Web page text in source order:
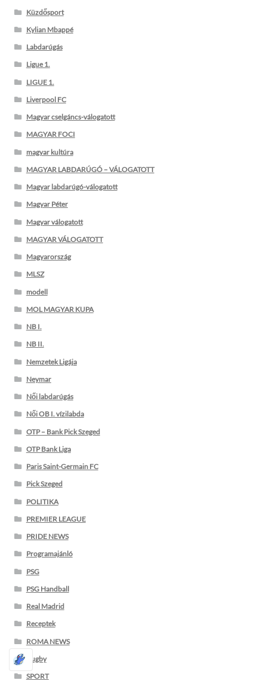
Küzdősport
Kylian Mbappé
Labdarúgás
Ligue 1.
LIGUE 1.
Liverpool FC
Magyar cselgáncs-válogatott
MAGYAR FOCI
magyar kultúra
MAGYAR LABDARÚGÓ – VÁLOGATOTT
Magyar labdarúgó-válogatott
Magyar Péter
Magyar válogatott
MAGYAR VÁLOGATOTT
Magyarország
MLSZ
modell
MOL MAGYAR KUPA
NB I.
NB II.
Nemzetek Ligája
Neymar
Női labdarúgás
Női OB I. vízilabda
OTP – Bank Pick Szeged
OTP Bank Liga
Paris Saint-Germain FC
Pick Szeged
POLITIKA
PREMIER LEAGUE
PRIDE NEWS
Programajánló
PSG
PSG Handball
Real Madrid
Receptek
ROMA NEWS
Rugby
SPORT